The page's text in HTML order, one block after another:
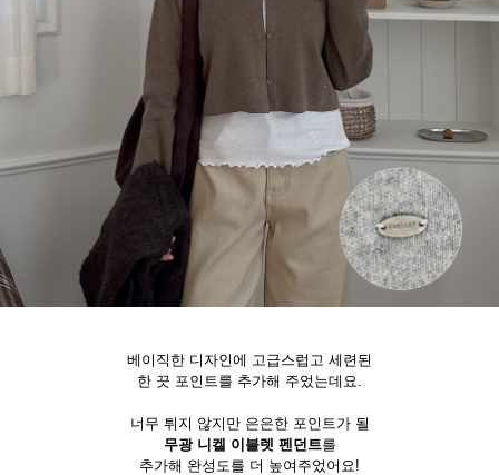
베이직한 디자인에 고급스럽고 세련된
한 끗 포인트를 추가해 주었는데요.
너무 튀지 않지만 은은한 포인트가 될
무광 니켈 이블렛 펜던트를
추가해 완성도를 더 높여주었어요!